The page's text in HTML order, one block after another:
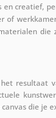
en creatief,
of
die
resultaat
die je